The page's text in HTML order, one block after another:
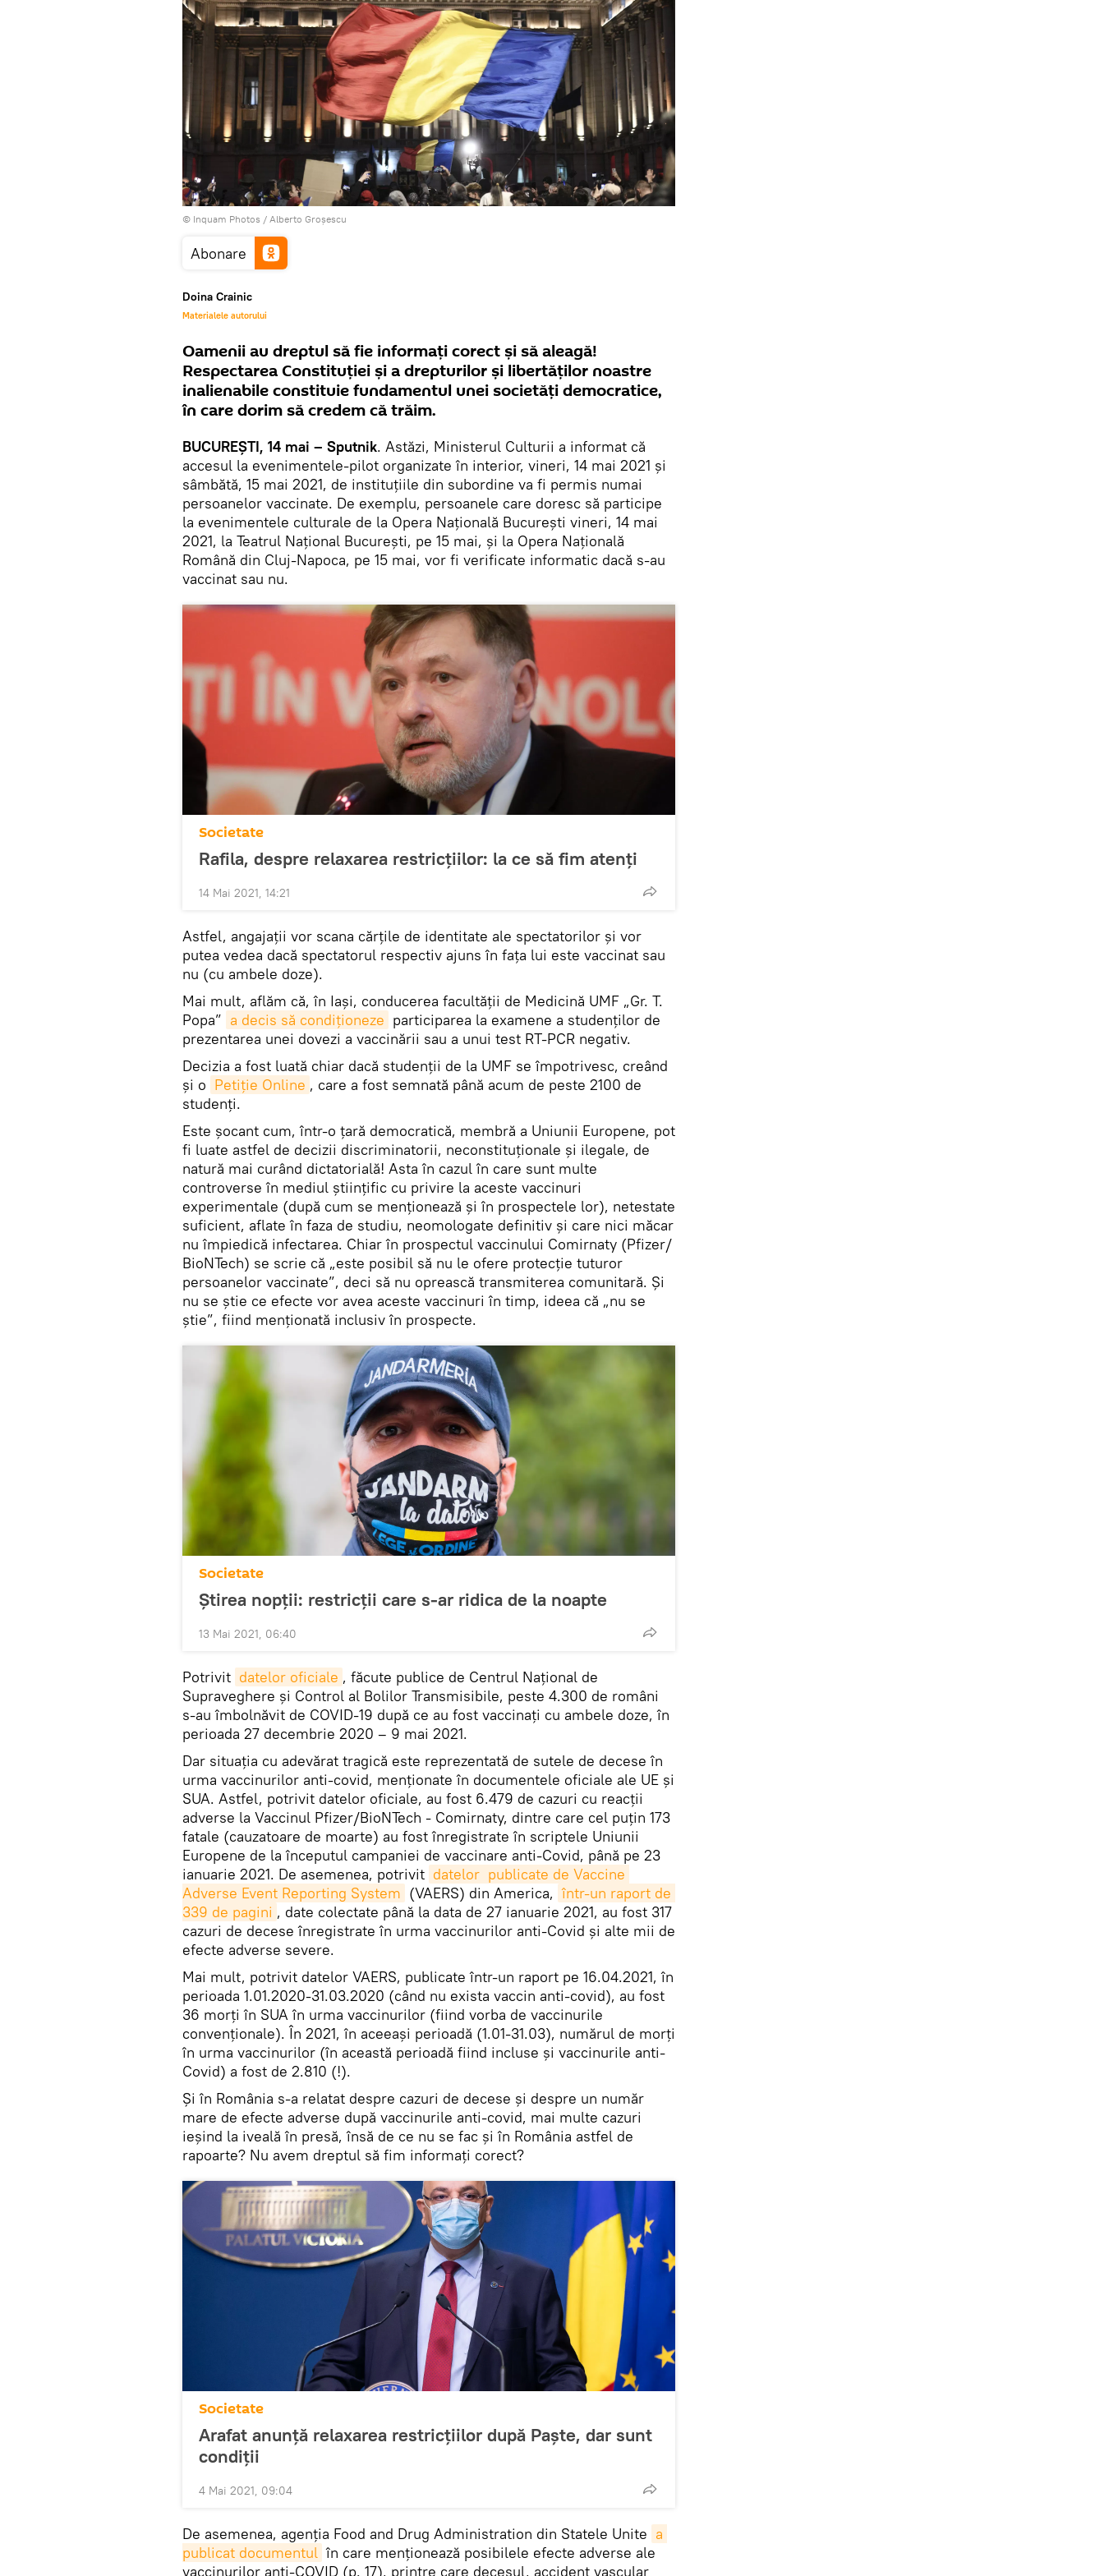
© Inquam Photos / Alberto Groşescu
Abonare
Doina Crainic
Materialele autorului
Oamenii au dreptul să fie informaţi corect şi să aleagă!
Respectarea Constituţiei şi a drepturilor şi libertăţilor noastre
inalienabile constituie fundamentul unei societăţi democratice,
în care dorim să credem că trăim.
BUCUREŞTI, 14 mai – Sputnik. Astăzi, Ministerul Culturii a informat că
accesul la evenimentele-pilot organizate în interior, vineri, 14 mai 2021 și
sâmbătă, 15 mai 2021, de instituțiile din subordine va fi permis numai
persoanelor vaccinate. De exemplu, persoanele care doresc să participe
la evenimentele culturale de la Opera Națională București vineri, 14 mai
2021, la Teatrul Național București, pe 15 mai, și la Opera Națională
Română din Cluj-Napoca, pe 15 mai, vor fi verificate informatic dacă s-au
vaccinat sau nu.
Societate
Rafila, despre relaxarea restricțiilor: la ce să fim atenți
14 Mai 2021, 14:21
Astfel, angajaţii vor scana cărțile de identitate ale spectatorilor și vor
putea vedea dacă spectatorul respectiv ajuns în fața lui este vaccinat sau
nu (cu ambele doze).
Mai mult, aflăm că, în Iaşi, conducerea facultăţii de Medicină UMF „Gr. T.
Popa” a decis să condiţioneze participarea la examene a studenţilor de
prezentarea unei dovezi a vaccinării sau a unui test RT-PCR negativ.
Decizia a fost luată chiar dacă studenţii de la UMF se împotrivesc, creând
şi o Petiție Online , care a fost semnată până acum de peste 2100 de
studenți.
Este şocant cum, într-o ţară democratică, membră a Uniunii Europene, pot
fi luate astfel de decizii discriminatorii, neconstituţionale şi ilegale, de
natură mai curând dictatorială! Asta în cazul în care sunt multe
controverse în mediul ştiinţific cu privire la aceste vaccinuri
experimentale (după cum se menţionează şi în prospectele lor), netestate
suficient, aflate în faza de studiu, neomologate definitiv şi care nici măcar
nu împiedică infectarea. Chiar în prospectul vaccinului Comirnaty (Pfizer/
BioNTech) se scrie că „este posibil să nu le ofere protecție tuturor
persoanelor vaccinate”, deci să nu oprească transmiterea comunitară. Şi
nu se ştie ce efecte vor avea aceste vaccinuri în timp, ideea că „nu se
ştie”, fiind menţionată inclusiv în prospecte.
Societate
Știrea nopții: restricții care s-ar ridica de la noapte
13 Mai 2021, 06:40
Potrivit datelor oficiale , făcute publice de Centrul Național de
Supraveghere și Control al Bolilor Transmisibile, peste 4.300 de români
s-au îmbolnăvit de COVID-19 după ce au fost vaccinați cu ambele doze, în
perioada 27 decembrie 2020 – 9 mai 2021.
Dar situaţia cu adevărat tragică este reprezentată de sutele de decese în
urma vaccinurilor anti-covid, menţionate în documentele oficiale ale UE şi
SUA. Astfel, potrivit datelor oficiale, au fost 6.479 de cazuri cu reacţii
adverse la Vaccinul Pfizer/BioNTech - Comirnaty, dintre care cel puţin 173
fatale (cauzatoare de moarte) au fost înregistrate în scriptele Uniunii
Europene de la începutul campaniei de vaccinare anti-Covid, până pe 23
ianuarie 2021. De asemenea, potrivit datelor  publicate de Vaccine
Adverse Event Reporting System (VAERS) din America, într-un raport de
339 de pagini , date colectate până la data de 27 ianuarie 2021, au fost 317
cazuri de decese înregistrate în urma vaccinurilor anti-Covid și alte mii de
efecte adverse severe.
Mai mult, potrivit datelor VAERS, publicate într-un raport pe 16.04.2021, în
perioada 1.01.2020-31.03.2020 (când nu exista vaccin anti-covid), au fost
36 morţi în SUA în urma vaccinurilor (fiind vorba de vaccinurile
convenţionale). În 2021, în aceeaşi perioadă (1.01-31.03), numărul de morţi
în urma vaccinurilor (în această perioadă fiind incluse şi vaccinurile anti-
Covid) a fost de 2.810 (!).
Şi în România s-a relatat despre cazuri de decese şi despre un număr
mare de efecte adverse după vaccinurile anti-covid, mai multe cazuri
ieşind la iveală în presă, însă de ce nu se fac şi în România astfel de
rapoarte? Nu avem dreptul să fim informaţi corect?
Societate
Arafat anunță relaxarea restricțiilor după Paște, dar sunt
condiții
4 Mai 2021, 09:04
De asemenea, agenţia Food and Drug Administration din Statele Unite a
publicat documentul în care menţionează posibilele efecte adverse ale
vaccinurilor anti-COVID (p. 17), printre care decesul, accident vascular